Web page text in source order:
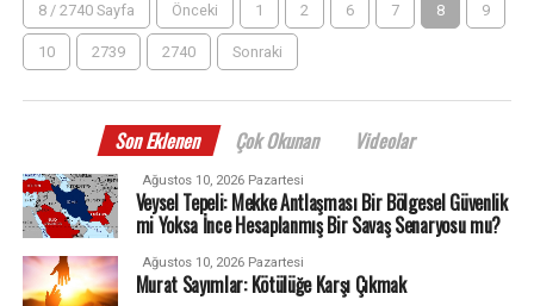
8 / 2740 Sayfa Önceki 1 2 6 7 8 9
10 2739 2740 Sonraki
Son Eklenen Çok Okunan Videolar
Ağustos 10, 2026 Pazartesi
Veysel Tepeli: Mekke Antlaşması Bir Bölgesel Güvenlik
mi Yoksa İnce Hesaplanmış Bir Savaş Senaryosu mu?
Ağustos 10, 2026 Pazartesi
Murat Sayımlar: Kötülüğe Karşı Çıkmak